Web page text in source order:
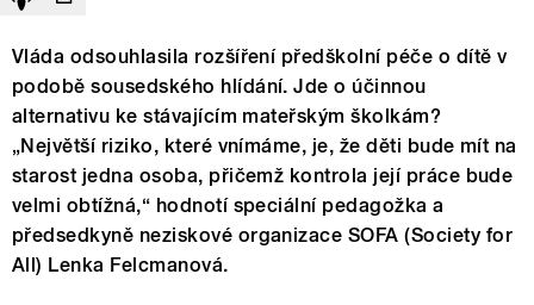
Vláda odsouhlasila rozšíření předškolní péče o dítě v
podobě sousedského hlídání. Jde o účinnou
alternativu ke stávajícím mateřským školkám?
„Největší riziko, které vnímáme, je, že děti bude mít na
starost jedna osoba, přičemž kontrola její práce bude
velmi obtížná,“ hodnotí speciální pedagožka a
předsedkyně neziskové organizace SOFA (Society for
All) Lenka Felcmanová.